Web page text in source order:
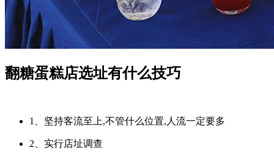
翻糖蛋糕店选址有什么技巧
1、坚持客流至上,不管什么位置,人流一定要多
2、实行店址调查